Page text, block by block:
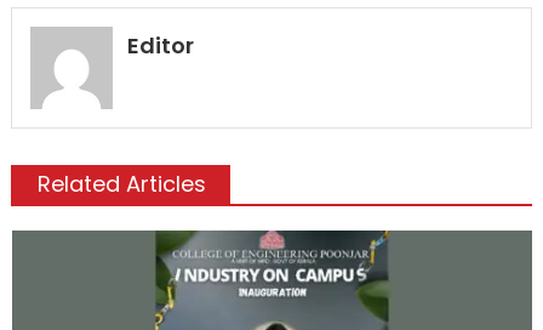
Editor
Related Articles